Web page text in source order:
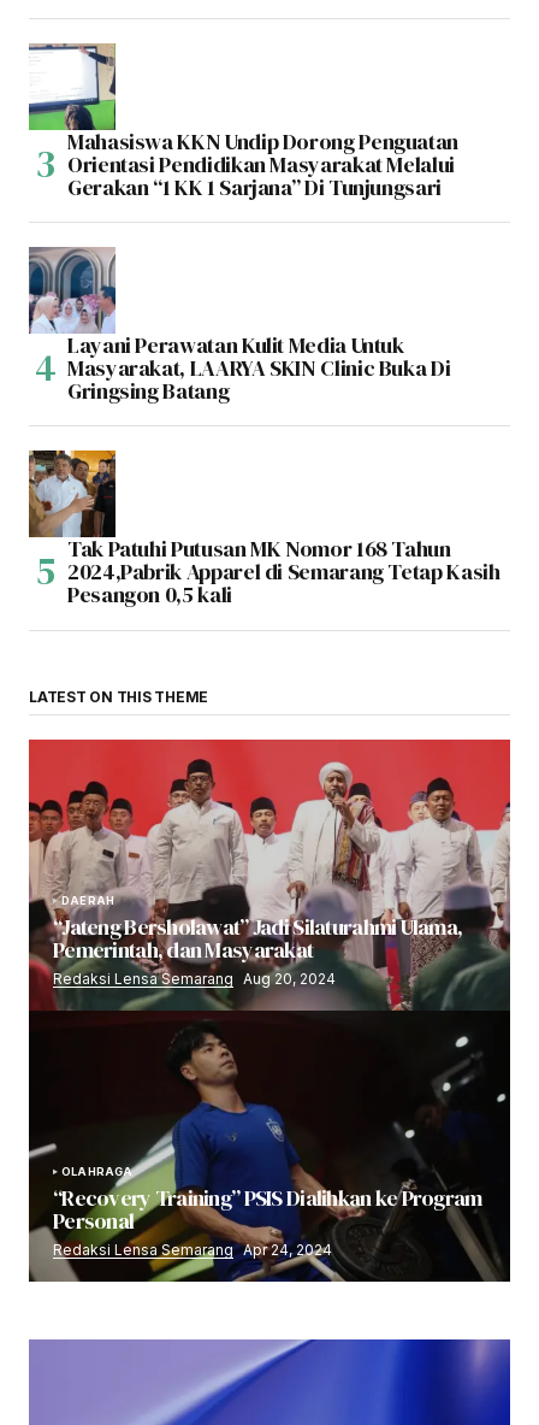
Mahasiswa KKN Undip Dorong Penguatan
Orientasi Pendidikan Masyarakat Melalui
Gerakan “1 KK 1 Sarjana” Di Tunjungsari
Layani Perawatan Kulit Media Untuk
Masyarakat, LAARYA SKIN Clinic Buka Di
Gringsing Batang
Tak Patuhi Putusan MK Nomor 168 Tahun
2024,Pabrik Apparel di Semarang Tetap Kasih
Pesangon 0,5 kali
LATEST ON THIS THEME
DAERAH
“Jateng Bersholawat” Jadi Silaturahmi Ulama,
Pemerintah, dan Masyarakat
Redaksi Lensa Semarang Aug 20, 2024
OLAHRAGA
“Recovery Training” PSIS Dialihkan ke Program
Personal
Redaksi Lensa Semarang Apr 24, 2024